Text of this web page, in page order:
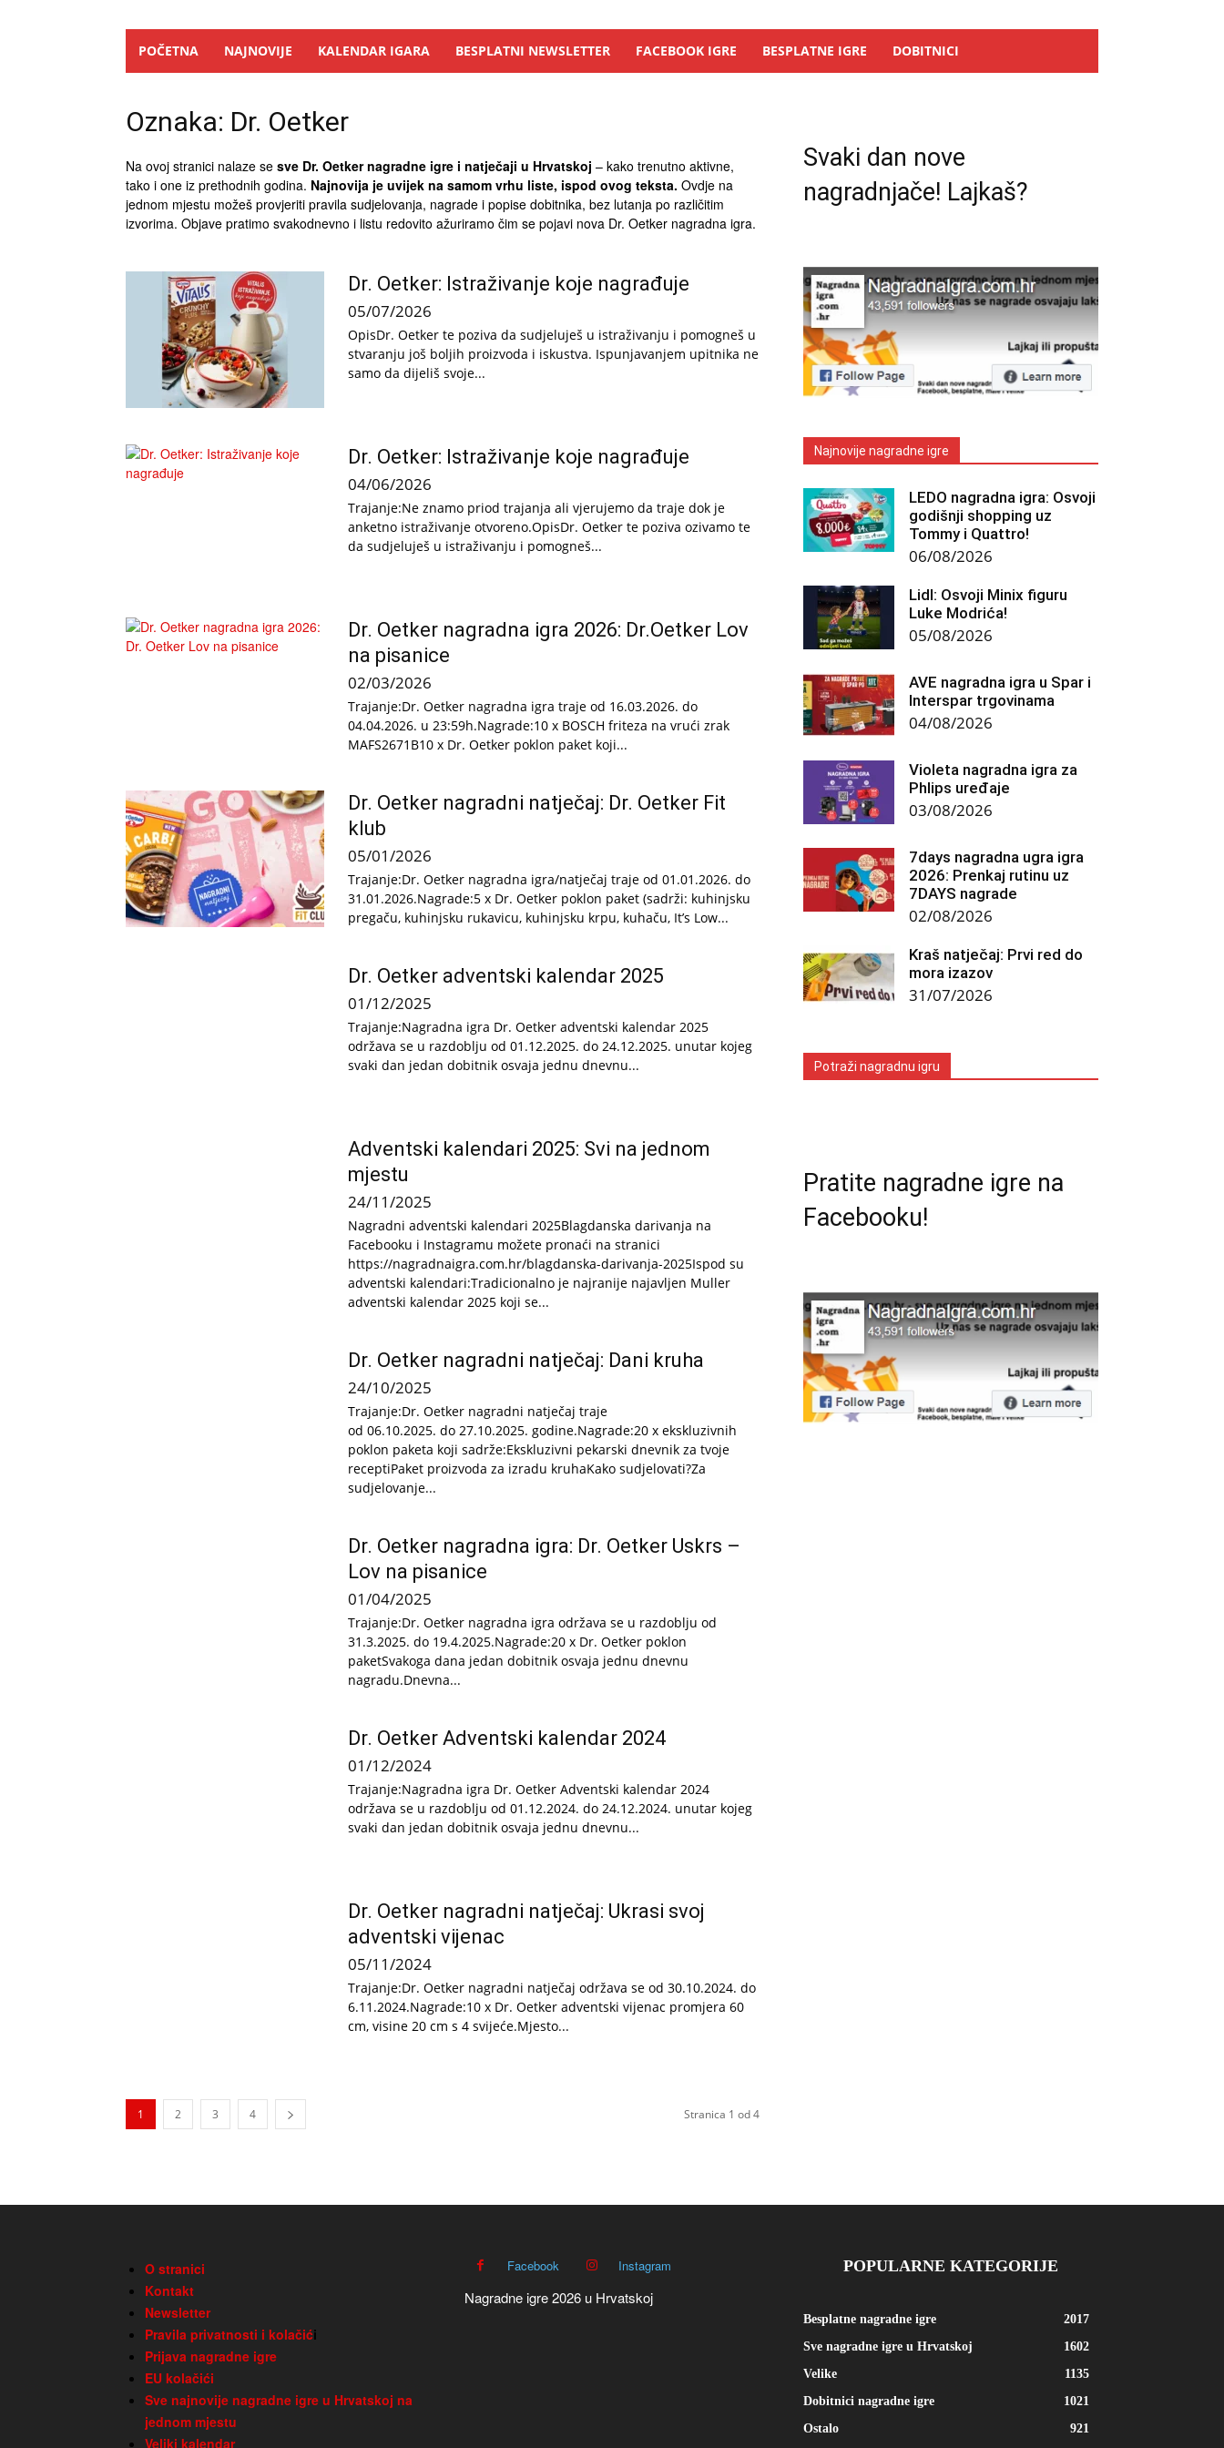
POČETNA NAJNOVIJE KALENDAR IGARA BESPLATNI NEWSLETTER FACEBOOK IGRE BESPLATNE IGRE DOBITNICI
Oznaka: Dr. Oetker
Na ovoj stranici nalaze se sve Dr. Oetker nagradne igre i natječaji u Hrvatskoj – kako trenutno aktivne,
tako i one iz prethodnih godina. Najnovija je uvijek na samom vrhu liste, ispod ovog teksta. Ovdje na
jednom mjestu možeš provjeriti pravila sudjelovanja, nagrade i popise dobitnika, bez lutanja po različitim
izvorima. Objave pratimo svakodnevno i listu redovito ažuriramo čim se pojavi nova Dr. Oetker nagradna igra.
Dr. Oetker: Istraživanje koje nagrađuje
05/07/2026
OpisDr. Oetker te poziva da sudjeluješ u istraživanju i pomogneš u
stvaranju još boljih proizvoda i iskustva. Ispunjavanjem upitnika ne
samo da dijeliš svoje...
Dr. Oetker: Istraživanje koje nagrađuje
04/06/2026
Trajanje:Ne znamo priod trajanja ali vjerujemo da traje dok je
anketno istraživanje otvoreno.OpisDr. Oetker te poziva ozivamo te
da sudjeluješ u istraživanju i pomogneš...
Dr. Oetker nagradna igra 2026: Dr.Oetker Lov
na pisanice
02/03/2026
Trajanje:Dr. Oetker nagradna igra traje od 16.03.2026. do
04.04.2026. u 23:59h.Nagrade:10 x BOSCH friteza na vrući zrak
MAFS2671B10 x Dr. Oetker poklon paket koji...
Dr. Oetker nagradni natječaj: Dr. Oetker Fit
klub
05/01/2026
Trajanje:Dr. Oetker nagradna igra/natječaj traje od 01.01.2026. do
31.01.2026.Nagrade:5 x Dr. Oetker poklon paket (sadrži: kuhinjsku
pregaču, kuhinjsku rukavicu, kuhinjsku krpu, kuhaču, It’s Low...
Dr. Oetker adventski kalendar 2025
01/12/2025
Trajanje:Nagradna igra Dr. Oetker adventski kalendar 2025
održava se u razdoblju od 01.12.2025. do 24.12.2025. unutar kojeg
svaki dan jedan dobitnik osvaja jednu dnevnu...
Adventski kalendari 2025: Svi na jednom
mjestu
24/11/2025
Nagradni adventski kalendari 2025Blagdanska darivanja na
Facebooku i Instagramu možete pronaći na stranici
https://nagradnaigra.com.hr/blagdanska-darivanja-2025Ispod su
adventski kalendari:Tradicionalno je najranije najavljen Muller
adventski kalendar 2025 koji se...
Dr. Oetker nagradni natječaj: Dani kruha
24/10/2025
Trajanje:Dr. Oetker nagradni natječaj traje
od 06.10.2025. do 27.10.2025. godine.Nagrade:20 x ekskluzivnih
poklon paketa koji sadrže:Ekskluzivni pekarski dnevnik za tvoje
receptiPaket proizvoda za izradu kruhaKako sudjelovati?Za
sudjelovanje...
Dr. Oetker nagradna igra: Dr. Oetker Uskrs –
Lov na pisanice
01/04/2025
Trajanje:Dr. Oetker nagradna igra održava se u razdoblju od
31.3.2025. do 19.4.2025.Nagrade:20 x Dr. Oetker poklon
paketSvakoga dana jedan dobitnik osvaja jednu dnevnu
nagradu.Dnevna...
Dr. Oetker Adventski kalendar 2024
01/12/2024
Trajanje:Nagradna igra Dr. Oetker Adventski kalendar 2024
održava se u razdoblju od 01.12.2024. do 24.12.2024. unutar kojeg
svaki dan jedan dobitnik osvaja jednu dnevnu...
Dr. Oetker nagradni natječaj: Ukrasi svoj
adventski vijenac
05/11/2024
Trajanje:Dr. Oetker nagradni natječaj održava se od 30.10.2024. do
6.11.2024.Nagrade:10 x Dr. Oetker adventski vijenac promjera 60
cm, visine 20 cm s 4 svijeće.Mjesto...
1 2 3 4 Stranica 1 od 4
Svaki dan nove
nagradnjače! Lajkaš?
Najnovije nagradne igre
LEDO nagradna igra: Osvoji
godišnji shopping uz
Tommy i Quattro!
06/08/2026
Lidl: Osvoji Minix figuru
Luke Modrića!
05/08/2026
AVE nagradna igra u Spar i
Interspar trgovinama
04/08/2026
Violeta nagradna igra za
Phlips uređaje
03/08/2026
7days nagradna ugra igra
2026: Prenkaj rutinu uz
7DAYS nagrade
02/08/2026
Kraš natječaj: Prvi red do
mora izazov
31/07/2026
Potraži nagradnu igru
Pratite nagradne igre na
Facebooku!
O stranici
Kontakt
Newsletter
Pravila privatnosti i kolačići
Prijava nagradne igre
EU kolačići
Sve najnovije nagradne igre u Hrvatskoj na
jednom mjestu
Veliki kalendar
Facebook Instagram
Nagradne igre 2026 u Hrvatskoj
POPULARNE KATEGORIJE
Besplatne nagradne igre
2017
Sve nagradne igre u Hrvatskoj
1602
Velike
1135
Dobitnici nagradne igre
1021
Ostalo
921